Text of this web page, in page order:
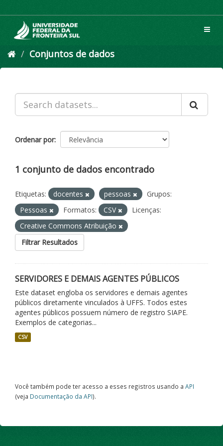
para
conteúdo
Conjuntos de dados
Ordenar por
1 conjunto de dados encontrado
Etiquetas: docentes pessoas
Grupos:
Pessoas
Formatos: CSV
Licenças:
Creative Commons Atribuição
Filtrar Resultados
SERVIDORES E DEMAIS AGENTES PÚBLICOS
Este dataset engloba os servidores e demais agentes
públicos diretamente vinculados à UFFS. Todos estes
agentes públicos possuem número de registro SIAPE.
Exemplos de categorias...
CSV
Você também pode ter acesso a esses registros usando a API
(veja Documentação da API).